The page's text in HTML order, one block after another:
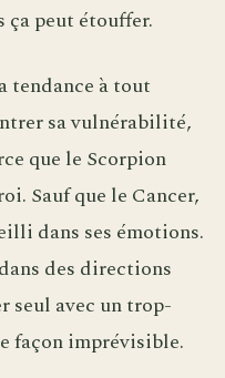
ça peut étouffer.
tendance à tout
sa vulnérabilité,
que le Scorpion
Sauf que le Cancer,
dans ses émotions.
des directions
seul avec un trop-
façon imprévisible.